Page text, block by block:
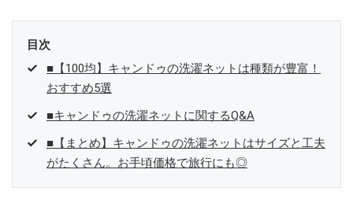
目次
■【100均】キャンドゥの洗濯ネットは種類が豊富！
おすすめ5選
■キャンドゥの洗濯ネットに関するQ&A
■【まとめ】キャンドゥの洗濯ネットはサイズと工夫
がたくさん。お手頃価格で旅行にも◎